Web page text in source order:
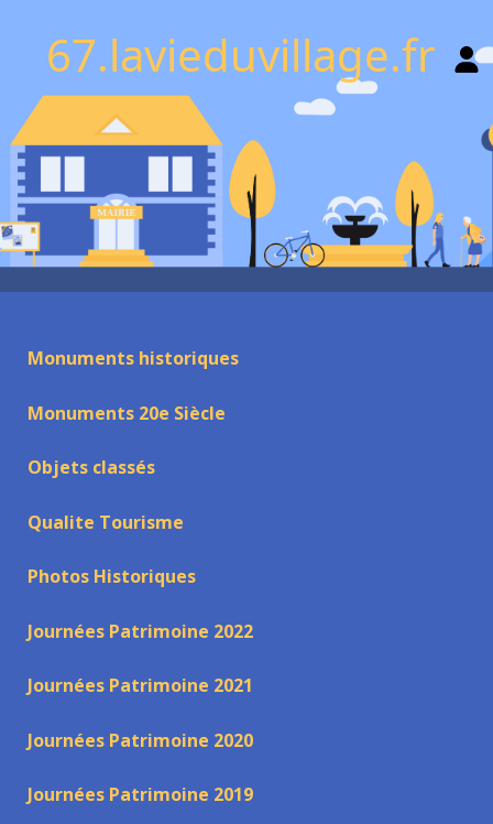
67.lavieduvillage.fr
Monuments historiques
Monuments 20e Siècle
Objets classés
Qualite Tourisme
Photos Historiques
Journées Patrimoine 2022
Journées Patrimoine 2021
Journées Patrimoine 2020
Journées Patrimoine 2019